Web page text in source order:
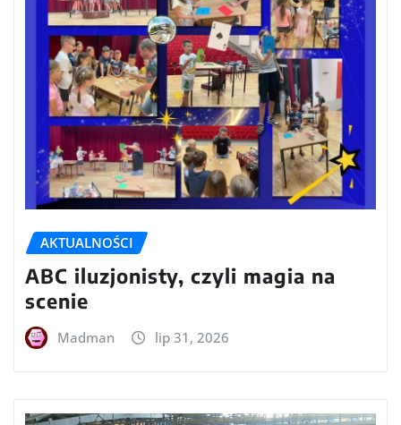
AKTUALNOŚCI
ABC iluzjonisty, czyli magia na
scenie
Madman lip 31, 2026